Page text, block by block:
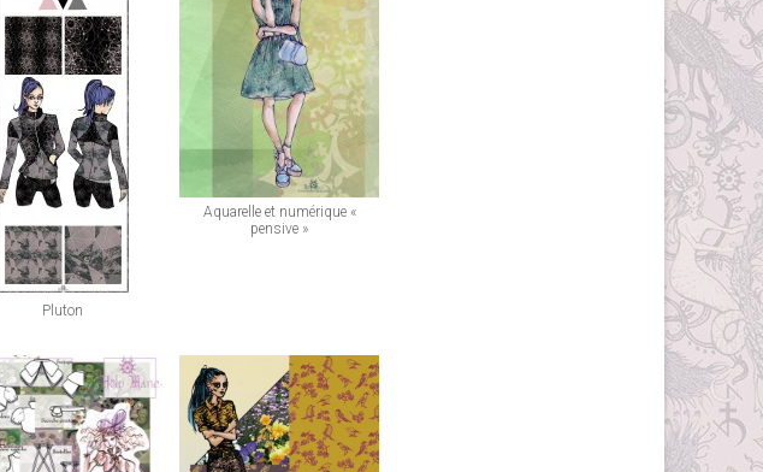
Pluton
Aquarelle et numérique «
pensive »